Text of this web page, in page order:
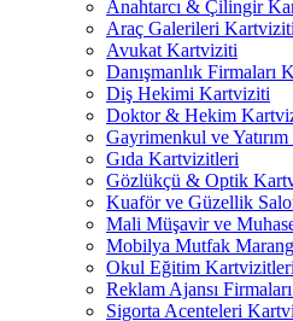
Anahtarcı & Çilingir
Araç Galerileri Kartviziti
Avukat Kartviziti
Danışmanlık Firmaları
Diş Hekimi Kartviziti
Doktor & Hekim
Gayrimenkul ve
Gıda Kartvizitleri
Gözlükçü & Optik
Kuaför ve Güzellik
Mali Müşavir ve
Mobilya Mutfak
Okul Eğitim Kartvizitleri
Reklam Ajansı
Sigorta Acenteleri